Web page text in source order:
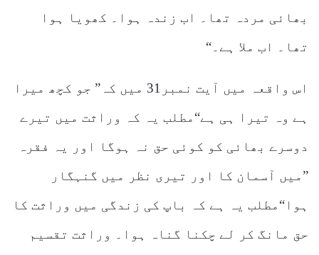
بھائی مردہ تھا۔ اب زندہ ہوا۔ کھویا ہوا
تھا۔ اب ملا ہے۔“
اس واقعہ میں آیت نمبر31 میں کہ” جو کچھ میرا
ہے وہ تیرا ہی ہے“مطلب یہ کہ وراثت میں تیرے
دوسرے بھائی کو کوئی حق نہ ہوگا اور یہ فقرہ
”میں آسمان کا اور تیری نظر میں گنہگار
ہوا“مطلب یہ ہے کہ باپ کی زندگی میں وراثت کا
حق مانگ کر لے چکنا گناہ ہوا۔ وراثت تقسیم